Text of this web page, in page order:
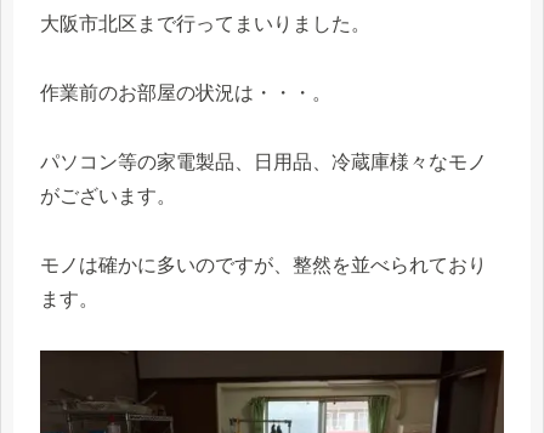
大阪市北区まで行ってまいりました。
作業前のお部屋の状況は・・・。
パソコン等の家電製品、日用品、冷蔵庫様々なモノ
がございます。
モノは確かに多いのですが、整然を並べられており
ます。